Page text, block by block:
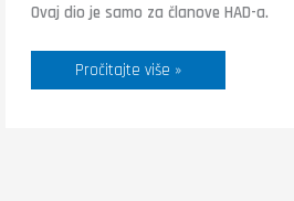
Ovaj dio je samo za članove HAD-a.
Pročitajte više »